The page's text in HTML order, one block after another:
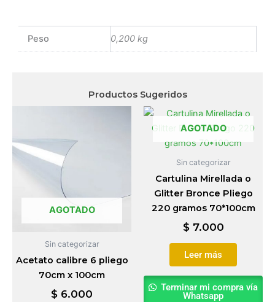
Peso 0,200 kg
Productos Sugeridos
AGOTADO
Sin categorizar
Acetato calibre 6 pliego
70cm x 100cm
$ 6.000
AGOTADO
Sin categorizar
Cartulina Mirellada o
Glitter Bronce Pliego
220 gramos 70*100cm
$7.000
Leer más
Terminar mi compra vía
Whatsapp